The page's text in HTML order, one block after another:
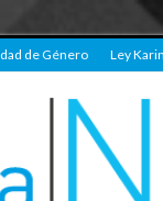
de Género Ley Karin